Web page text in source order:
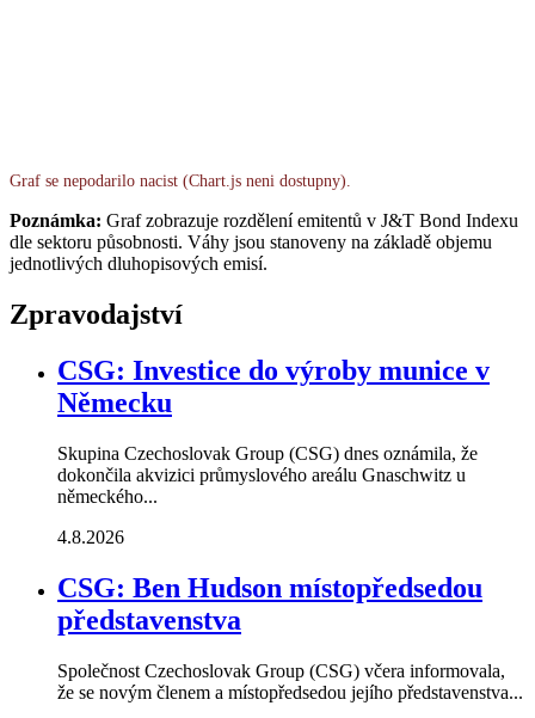
Graf se nepodarilo nacist (Chart.js neni dostupny).
Poznámka: Graf zobrazuje rozdělení emitentů v J&T Bond Indexu
dle sektoru působnosti. Váhy jsou stanoveny na základě objemu
jednotlivých dluhopisových emisí.
Zpravodajství
CSG: Investice do výroby munice v
Německu
Skupina Czechoslovak Group (CSG) dnes oznámila, že
dokončila akvizici průmyslového areálu Gnaschwitz u
německého...
4.8.2026
CSG: Ben Hudson místopředsedou
představenstva
Společnost Czechoslovak Group (CSG) včera informovala,
že se novým členem a místopředsedou jejího představenstva...